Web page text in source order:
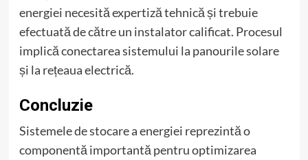
energiei necesită expertiză tehnică și trebuie
efectuată de către un instalator calificat. Procesul
implică conectarea sistemului la panourile solare
și la rețeaua electrică.
Concluzie
Sistemele de stocare a energiei reprezintă o
componentă importantă pentru optimizarea